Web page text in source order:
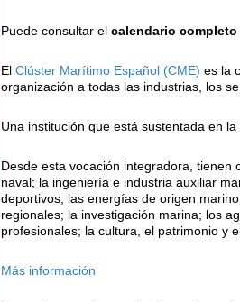
Puede consultar elcalendario completo
ElClúster Marítimo Español (CME) es la
organización a todas las industrias, los
Una institución que está sustentada en
Desde esta vocación integradora,
naval; la ingeniería e industria auxiliar
deportivos; las energías de origen
regionales; la investigación marina; los
profesionales; la cultura, el patrimonio y
Más información